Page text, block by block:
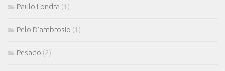
Paulo Londra (1)
Pelo D'ambrosio (1)
Pesado (2)